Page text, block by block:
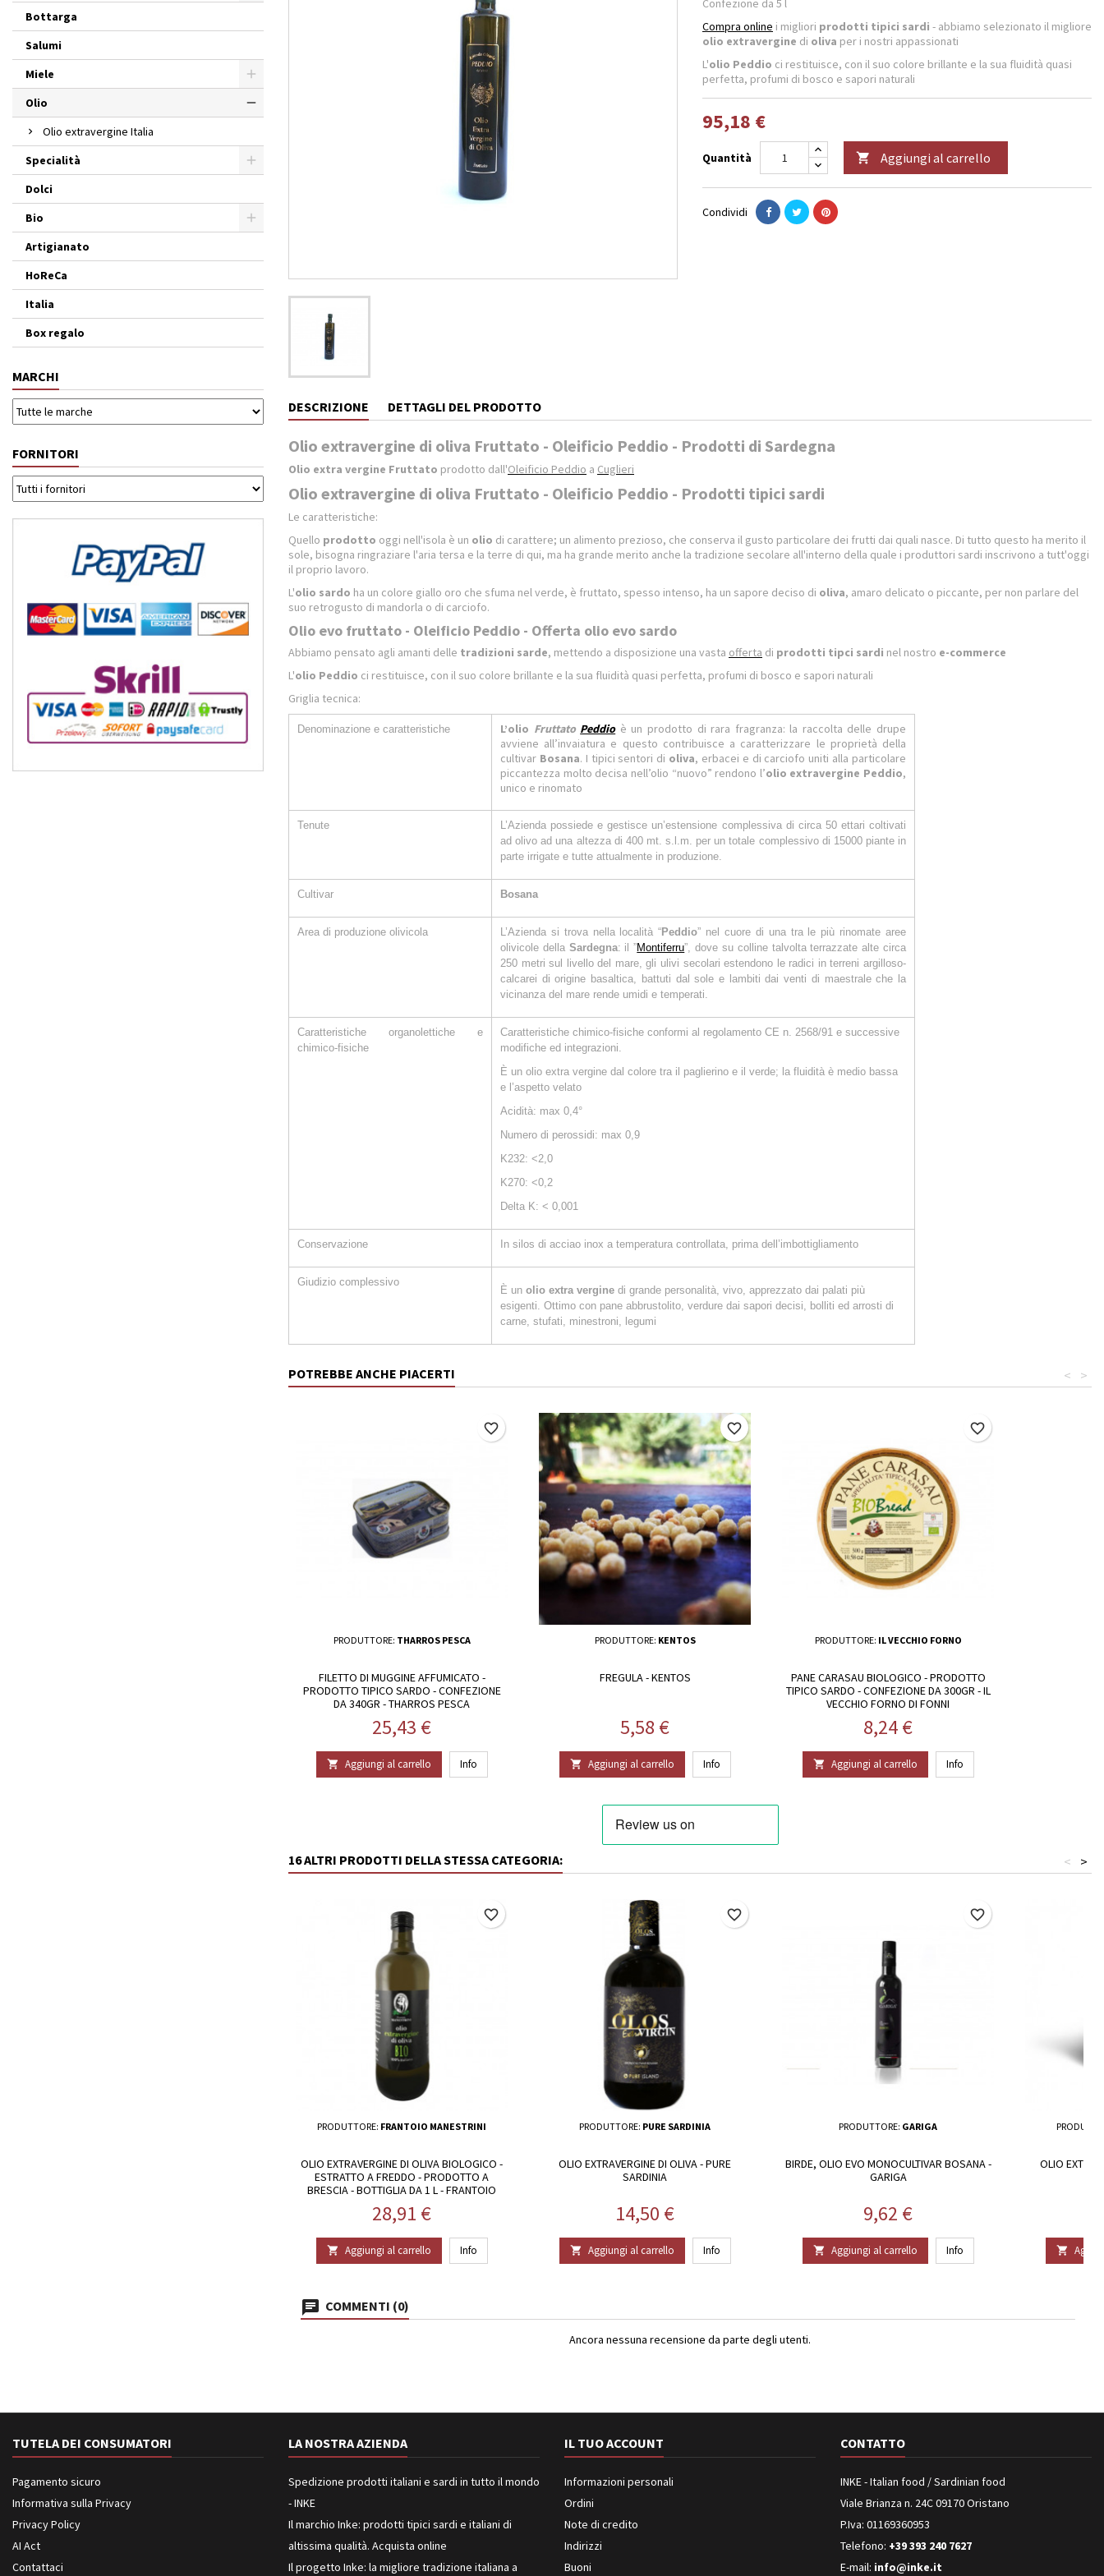
Bottarga
Salumi
Miele
Olio
Olio extravergine Italia
Specialità
Dolci
Bio
Artigianato
HoReCa
Italia
Box regalo
MARCHI
FORNITORI
Confezione da 5 l
Compra online i migliori prodotti tipici sardi - abbiamo selezionato il migliore
olio extravergine di oliva per i nostri appassionati
L'olio Peddio ci restituisce, con il suo colore brillante e la sua fluidità quasi
perfetta, profumi di bosco e sapori naturali
95,18 €
Quantità  Aggiungi al carrello
Condividi
DESCRIZIONE DETTAGLI DEL PRODOTTO
Olio extravergine di oliva Fruttato - Oleificio Peddio - Prodotti di Sardegna
Olio extra vergine Fruttato prodotto dall'Oleificio Peddio a Cuglieri
Olio extravergine di oliva Fruttato - Oleificio Peddio - Prodotti tipici sardi
Le caratteristiche:
Quello prodotto oggi nell'isola è un olio di carattere; un alimento prezioso, che conserva il gusto particolare dei frutti dai quali nasce. Di tutto questo ha merito il
sole, bisogna ringraziare l'aria tersa e la terre di qui, ma ha grande merito anche la tradizione secolare all'interno della quale i produttori sardi inscrivono a tutt'oggi
il proprio lavoro.
L'olio sardo ha un colore giallo oro che sfuma nel verde, è fruttato, spesso intenso, ha un sapore deciso di oliva, amaro delicato o piccante, per non parlare del
suo retrogusto di mandorla o di carciofo.
Olio evo fruttato - Oleificio Peddio - Offerta olio evo sardo
Abbiamo pensato agli amanti delle tradizioni sarde, mettendo a disposizione una vasta offerta di prodotti tipci sardi nel nostro e-commerce
L'olio Peddio ci restituisce, con il suo colore brillante e la sua fluidità quasi perfetta, profumi di bosco e sapori naturali
Griglia tecnica:
Denominazione e caratteristiche L’olio Fruttato Peddioè un prodotto di rara fragranza: la raccolta delle drupe
avviene all’invaiatura e questo contribuisce a caratterizzare le proprietà della
cultivar Bosana. I tipici sentori di oliva, erbacei e di carciofo uniti alla particolare
piccantezza molto decisa nell’olio “nuovo” rendono l’olio extravergine Peddio,
unico e rinomato
Tenute
L’Azienda possiede e gestisce un’estensione complessiva di circa 50 ettari coltivati
ad olivo ad una altezza di 400 mt. s.l.m. per un totale complessivo di 15000 piante in
parte irrigate e tutte attualmente in produzione.
Cultivar Bosana
Area di produzione olivicola L’Azienda si trova nella località “Peddio” nel cuore di una tra le più rinomate aree
olivicole della Sardegna: il ”Montiferru”, dove su colline talvolta terrazzate alte circa
250 metri sul livello del mare, gli ulivi secolari estendono le radici in terreni argilloso-
calcarei di origine basaltica, battuti dal sole e lambiti dai venti di maestrale che la
vicinanza del mare rende umidi e temperati.
Caratteristiche organolettiche e
chimico-fisiche
Caratteristiche chimico-fisiche conformi al regolamento CE n. 2568/91 e successive
modifiche ed integrazioni.
È un olio extra vergine dal colore tra il paglierino e il verde; la fluidità è medio bassa
e l’aspetto velato
Acidità: max 0,4°
Numero di perossidi: max 0,9
K232: <2,0
K270: <0,2
Delta K: < 0,001
Conservazione In silos di acciao inox a temperatura controllata, prima dell’imbottigliamento
Giudizio complessivo
È un olio extra vergine di grande personalità, vivo, apprezzato dai palati più
esigenti. Ottimo con pane abbrustolito, verdure dai sapori decisi, bolliti ed arrosti di
carne, stufati, minestroni, legumi
POTREBBE ANCHE PIACERTI >
<
PRODUTTORE: THARROS PESCA
FILETTO DI MUGGINE AFFUMICATO -
PRODOTTO TIPICO SARDO - CONFEZIONE
DA 340GR - THARROS PESCA
Prezzo
25,43 €
 Aggiungi al carrello Info
favorite_border
PRODUTTORE: KENTOS
FREGULA - KENTOS
Prezzo
5,58 €
 Aggiungi al carrello Info
favorite_border
PRODUTTORE: IL VECCHIO FORNO
PANE CARASAU BIOLOGICO - PRODOTTO
TIPICO SARDO - CONFEZIONE DA 300GR - IL
VECCHIO FORNO DI FONNI
Prezzo
8,24 €
 Aggiungi al carrello Info
favorite_border
16 ALTRI PRODOTTI DELLA STESSA CATEGORIA: >
<
PRODUTTORE: FRANTOIO MANESTRINI
OLIO EXTRAVERGINE DI OLIVA BIOLOGICO -
ESTRATTO A FREDDO - PRODOTTO A
BRESCIA - BOTTIGLIA DA 1 L - FRANTOIO
Prezzo
28,91 €
 Aggiungi al carrello Info
favorite_border
PRODUTTORE: PURE SARDINIA
OLIO EXTRAVERGINE DI OLIVA - PURE
SARDINIA
Prezzo
14,50 €
 Aggiungi al carrello Info
favorite_border
PRODUTTORE: GARIGA
BIRDE, OLIO EVO MONOCULTIVAR BOSANA -
GARIGA
Prezzo
9,62 €
 Aggiungi al carrello Info
favorite_border
OLIO EXTRA

COMMENTI (0)
Ancora nessuna recensione da parte degli utenti.
TUTELA DEI CONSUMATORI
Pagamento sicuro
Informativa sulla Privacy
Privacy Policy
AI Act
Contattaci
LA NOSTRA AZIENDA
Spedizione prodotti italiani e sardi in tutto il mondo
- INKE
Il marchio Inke: prodotti tipici sardi e italiani di
altissima qualità. Acquista online
Il progetto Inke: la migliore tradizione italiana a
IL TUO ACCOUNT
Informazioni personali
Ordini
Note di credito
Indirizzi
Buoni
CONTATTO
INKE - Italian food / Sardinian food
Viale Brianza n. 24C 09170 Oristano
P.Iva: 01169360953
Telefono: +39 393 240 7627
E-mail: info@inke.it